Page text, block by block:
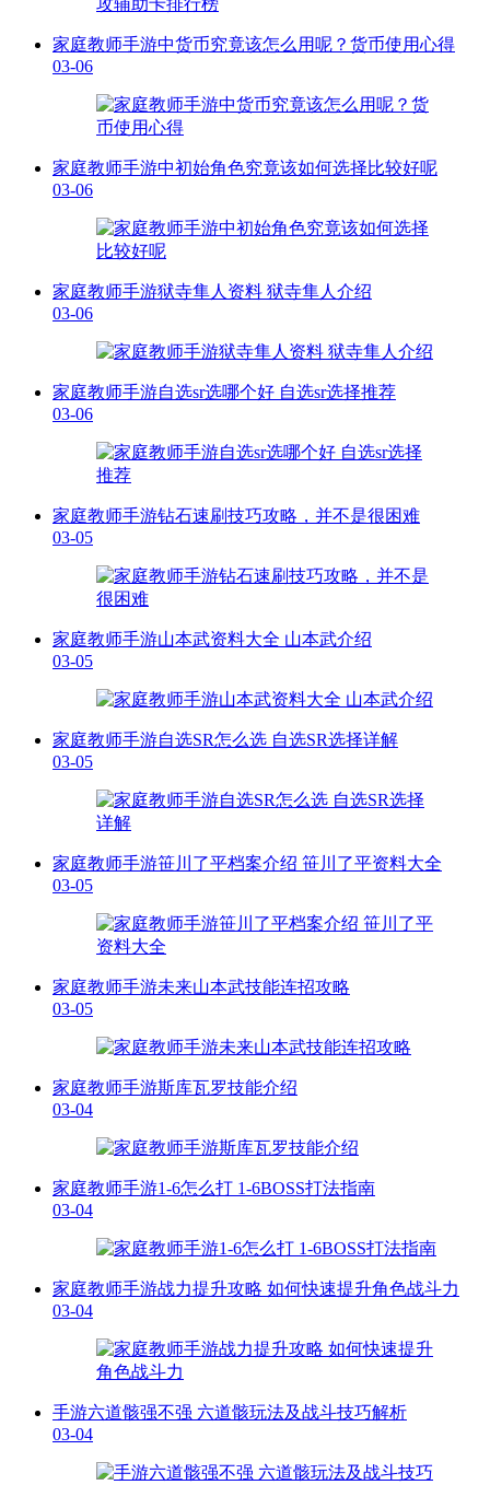
家庭教师手游中货币究竟该怎么用呢？货币使用心得
03-06
家庭教师手游中初始角色究竟该如何选择比较好呢
03-06
家庭教师手游狱寺隼人资料 狱寺隼人介绍
03-06
家庭教师手游自选sr选哪个好 自选sr选择推荐
03-06
家庭教师手游钻石速刷技巧攻略，并不是很困难
03-05
家庭教师手游山本武资料大全 山本武介绍
03-05
家庭教师手游自选SR怎么选 自选SR选择详解
03-05
家庭教师手游笹川了平档案介绍 笹川了平资料大全
03-05
家庭教师手游未来山本武技能连招攻略
03-05
家庭教师手游斯库瓦罗技能介绍
03-04
家庭教师手游1-6怎么打 1-6BOSS打法指南
03-04
家庭教师手游战力提升攻略 如何快速提升角色战斗力
03-04
手游六道骸强不强 六道骸玩法及战斗技巧解析
03-04